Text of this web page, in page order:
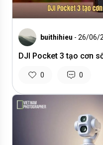
buithihieu - 26/06/
DJI Pocket 3 tạo cơn
0 0